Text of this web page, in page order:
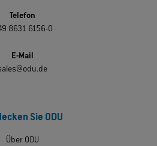
Telefon
8631 6156-0
E-Mail
Sie ODU
Über ODU